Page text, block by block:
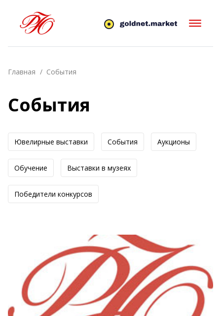
Главная События
События
Ювелирные выставки События Аукционы
Обучение Выставки в музеях
Победители конкурсов